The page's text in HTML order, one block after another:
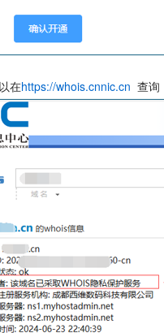
在https://whois.cnnic.cn 查询